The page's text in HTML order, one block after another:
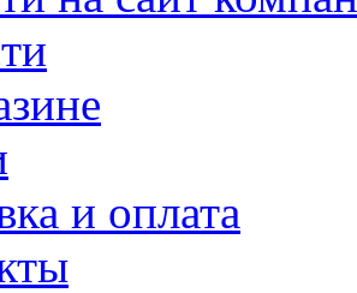
и оплата